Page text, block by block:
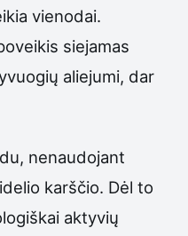
vienodai.
siejamas
aliejumi, dar
nenaudojant
karščio. Dėl to
aktyvių